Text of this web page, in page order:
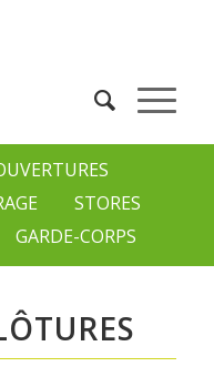
STORES
GARDE-CORPS